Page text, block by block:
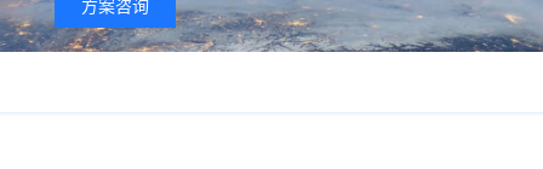
方案咨询